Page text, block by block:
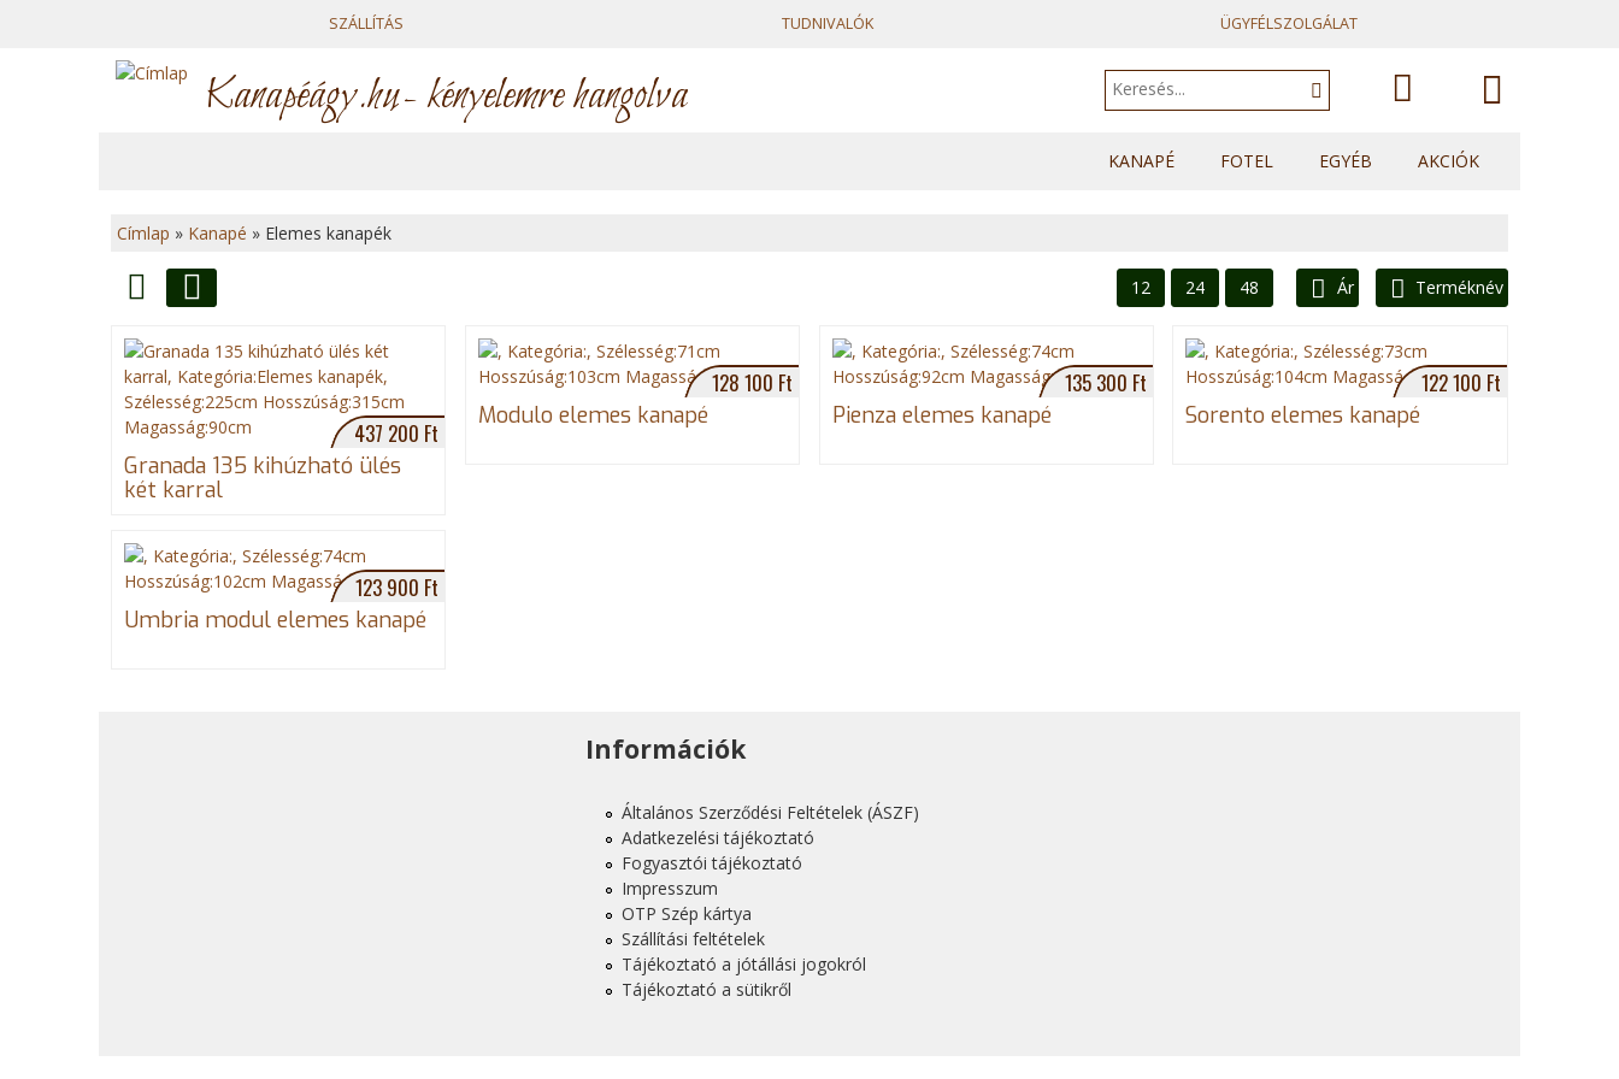
SZÁLLÍTÁS TUDNIVALÓK ÜGYFÉLSZOLGÁLAT
Kanapéágy.hu- kényelemre hangolva
A kosár
KANAPÉ
U sarkok
Elemes kanapék
FOTEL
Ülőkék
EGYÉB
Topperek
AKCIÓK
e
n
e
g
Címlap » Kanapé » Elemes kanapék
12 24 48 Ár
Terméknév
437 200 Ft
Granada 135 kihúzható ülés
két karral
128 100 Ft
Modulo elemes kanapé
135 300 Ft
Pienza elemes kanapé
122 100 Ft
Sorento elemes kanapé
123 900 Ft
Umbria modul elemes kanapé
Információk
Általános Szerződési Feltételek (ÁSZF)
Adatkezelési tájékoztató
Fogyasztói tájékoztató
Impresszum
OTP Szép kártya
Szállítási feltételek
Tájékoztató a jótállási jogokról
Tájékoztató a sütikről